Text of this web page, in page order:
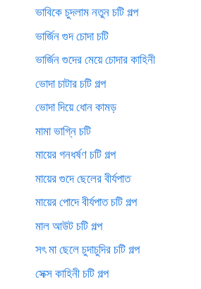
ভাবিকে চুদলাম নতুন চটি গল্প
ভার্জিন গুদ চোদা চটি
ভার্জিন গুদের মেয়ে চোদার কাহিনী
ভোদা চাটার চটি গল্প
ভোদা দিয়ে ধোন কামড়
মামা ভাগ্নি চটি
মায়ের গনধর্ষণ চটি গল্প
মায়ের গুদে ছেলের বীর্যপাত
মায়ের পোদে বীর্যপাত চটি গল্প
মাল আউট চটি গল্প
সৎ মা ছেলে চুদাচুদির চটি গল্প
সেক্স কাহিনী চটি গল্প